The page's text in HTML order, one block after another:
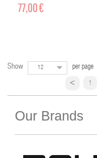
77,00 €
Show 12 per page
1
Our Brands